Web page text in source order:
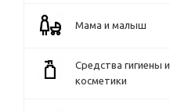
Мама и малыш
Средства гигиены и
косметики